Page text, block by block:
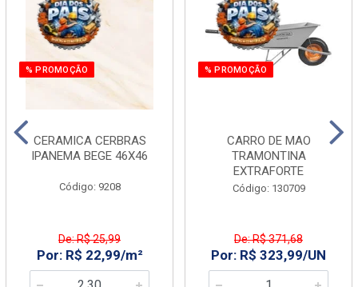
% PROMOÇÃO
CERAMICA CERBRAS
IPANEMA BEGE 46X46
Código: 9208
De: R$ 25,99
Por: R$ 22,99/m²
% PROMOÇÃO
CARRO DE MAO
TRAMONTINA
EXTRAFORTE
Código: 130709
De: R$ 371,68
Por: R$ 323,99/UN